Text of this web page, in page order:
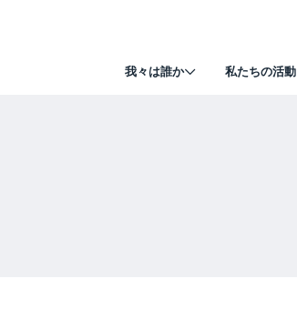
我々は誰か 私たちの活動